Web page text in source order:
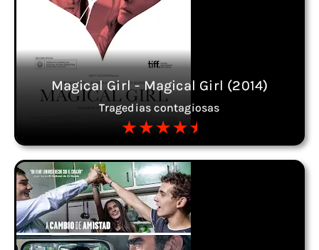
Magical Girl - Magical Girl (2014)
Tragedias contagiosas